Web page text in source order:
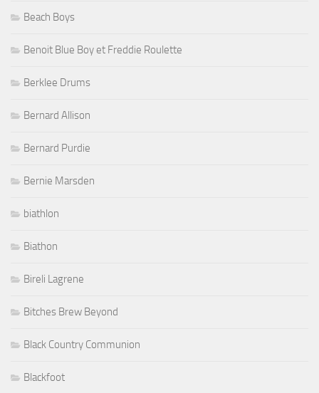
Beach Boys
Benoit Blue Boy et Freddie Roulette
Berklee Drums
Bernard Allison
Bernard Purdie
Bernie Marsden
biathlon
Biathon
Bireli Lagrene
Bitches Brew Beyond
Black Country Communion
Blackfoot